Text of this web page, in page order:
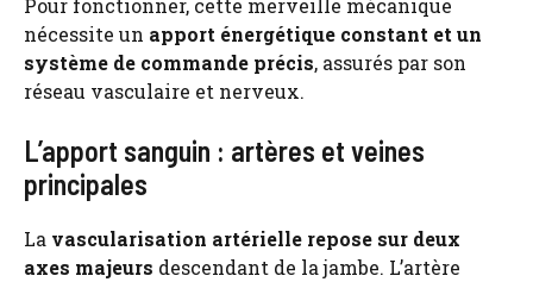
Pour fonctionner, cette merveille mécanique
nécessite un apport énergétique constant et un
système de commande précis, assurés par son
réseau vasculaire et nerveux.
L’apport sanguin : artères et veines
principales
La vascularisation artérielle repose sur deux
axes majeurs descendant de la jambe. L’artère